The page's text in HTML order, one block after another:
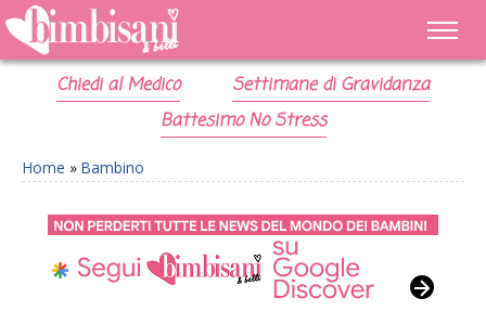
Chiedi al Medico
Settimane di Gravidanza
Battesimo No Stress
Home » Bambino